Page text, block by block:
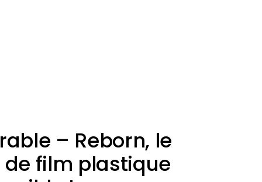
– Reborn, le
film plastique